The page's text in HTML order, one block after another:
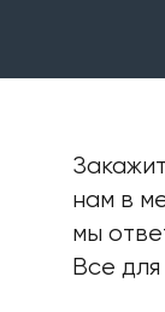
нам в
мы
Все